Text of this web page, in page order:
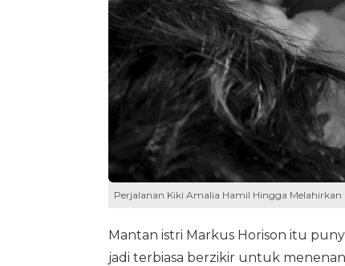
Perjalanan Kiki Amalia Hamil Hingga
Mantan istri Markus Horison itu
jadi terbiasa berzikir untuk